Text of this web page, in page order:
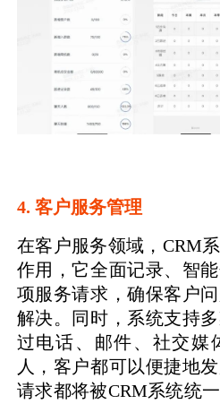
4. 客户服务管理
在客户服务领域，CRM
作用，它全面记录、智
项服务请求，确保客户
解决。同时，系统支持
过电话、邮件、社交媒
人，客户都可以便捷地
请求都将被CRM系统统